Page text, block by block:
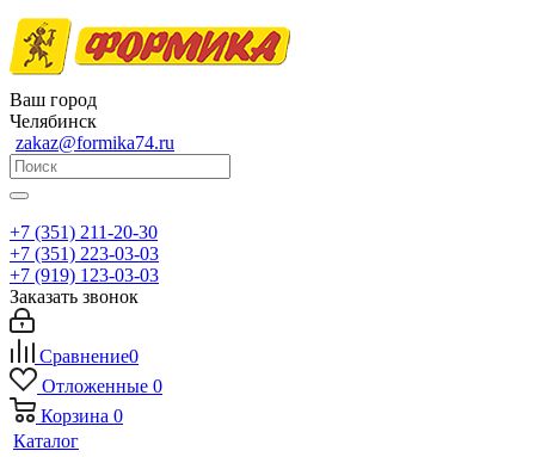
Ваш город
Челябинск
zakaz@formika74.ru
+7 (351) 211-20-30
+7 (351) 223-03-03
+7 (919) 123-03-03
Заказать звонок
Сравнение0
Отложенные 0
Корзина 0
Каталог